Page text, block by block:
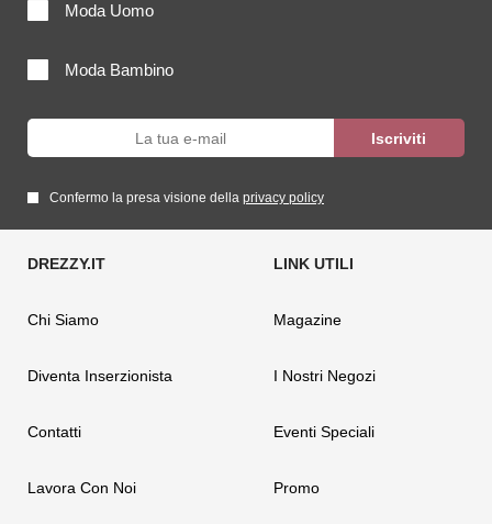
Moda Uomo
Moda Bambino
Confermo la presa visione della privacy policy
Chi Siamo
Diventa Inserzionista
Contatti
Lavora Con Noi
Magazine
I Nostri Negozi
Eventi Speciali
Promo